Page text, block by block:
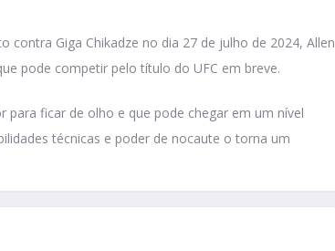
Giga Chikadze no dia 27 de julho de 2024, Allen
pode competir pelo título do UFC em breve.
para ficar de olho e que pode chegar em um nível
técnicas e poder de nocaute o torna um